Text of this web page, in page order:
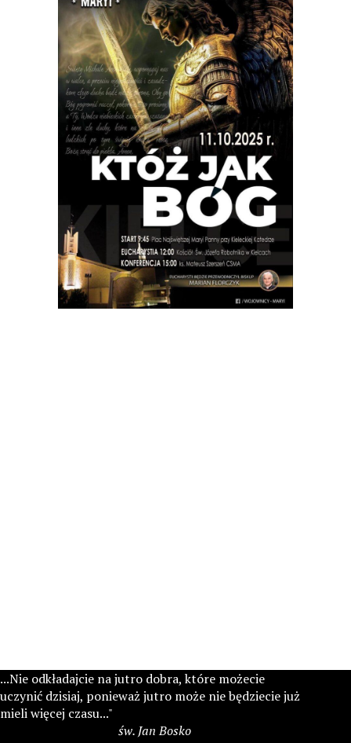
...Nie odkładajcie na jutro dobra, które możecie
uczynić dzisiaj, ponieważ jutro może nie będziecie już
mieli więcej czasu..."
św. Jan Bosko